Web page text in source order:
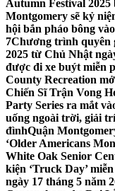
Autumn Festival 2025
Montgomery sẽ kỷ
hội bắn pháo bông
7Chương trình quyên
2025 từ Chủ Nhật
được đi xe buýt miễn
County Recreation
Chiến Sĩ Trận Vong
Party Series ra mắt
uống ngoài trời, giải
đìnhQuận
‘Older Americans
White Oak Senior
kiện ‘Truck Day’
ngày 17 tháng 5 năm